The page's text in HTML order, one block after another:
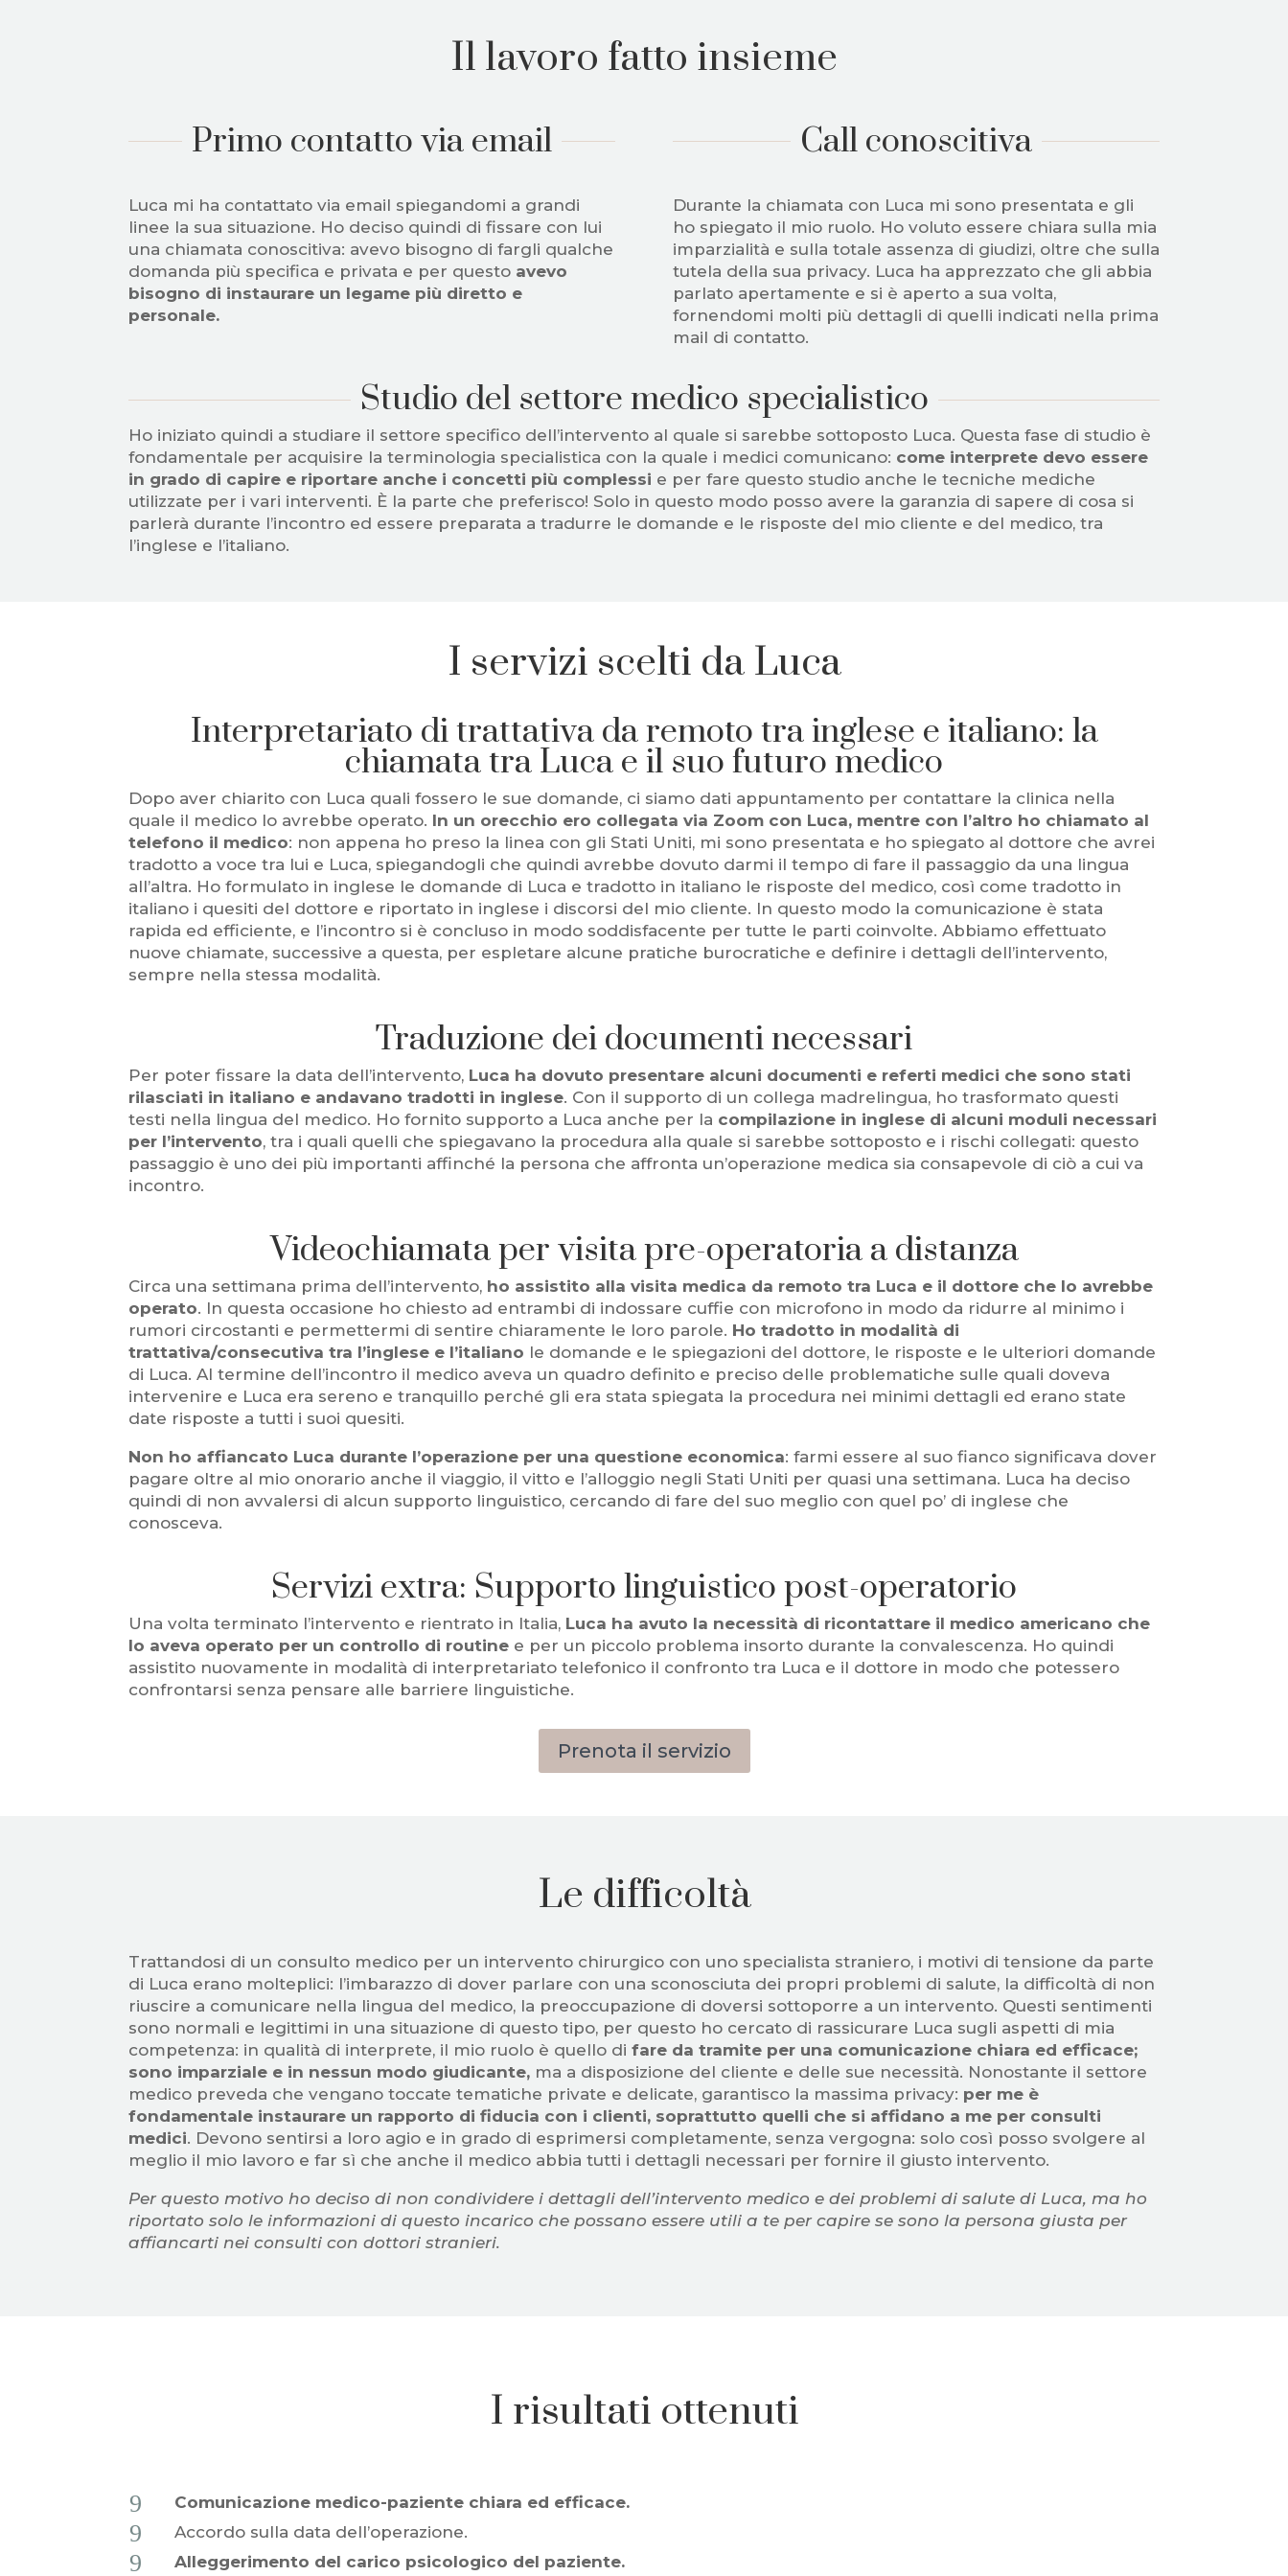
Il lavoro fatto insieme
Primo contatto via email
Luca mi ha contattato via email spiegandomi a grandi
linee la sua situazione. Ho deciso quindi di fissare con lui
una chiamata conoscitiva: avevo bisogno di fargli qualche
domanda più specifica e privata e per questo avevo
bisogno di instaurare un legame più diretto e
personale.
Call conoscitiva
Durante la chiamata con Luca mi sono presentata e gli
ho spiegato il mio ruolo. Ho voluto essere chiara sulla mia
imparzialità e sulla totale assenza di giudizi, oltre che sulla
tutela della sua privacy. Luca ha apprezzato che gli abbia
parlato apertamente e si è aperto a sua volta,
fornendomi molti più dettagli di quelli indicati nella prima
mail di contatto.
Studio del settore medico specialistico
Ho iniziato quindi a studiare il settore specifico dell’intervento al quale si sarebbe sottoposto Luca. Questa fase di studio è
fondamentale per acquisire la terminologia specialistica con la quale i medici comunicano: come interprete devo essere
in grado di capire e riportare anche i concetti più complessi e per fare questo studio anche le tecniche mediche
utilizzate per i vari interventi. È la parte che preferisco! Solo in questo modo posso avere la garanzia di sapere di cosa si
parlerà durante l’incontro ed essere preparata a tradurre le domande e le risposte del mio cliente e del medico, tra
l’inglese e l’italiano.
I servizi scelti da Luca
Interpretariato di trattativa da remoto tra inglese e italiano: la
chiamata tra Luca e il suo futuro medico
Dopo aver chiarito con Luca quali fossero le sue domande, ci siamo dati appuntamento per contattare la clinica nella
quale il medico lo avrebbe operato. In un orecchio ero collegata via Zoom con Luca, mentre con l’altro ho chiamato al
telefono il medico: non appena ho preso la linea con gli Stati Uniti, mi sono presentata e ho spiegato al dottore che avrei
tradotto a voce tra lui e Luca, spiegandogli che quindi avrebbe dovuto darmi il tempo di fare il passaggio da una lingua
all’altra. Ho formulato in inglese le domande di Luca e tradotto in italiano le risposte del medico, così come tradotto in
italiano i quesiti del dottore e riportato in inglese i discorsi del mio cliente. In questo modo la comunicazione è stata
rapida ed efficiente, e l’incontro si è concluso in modo soddisfacente per tutte le parti coinvolte. Abbiamo effettuato
nuove chiamate, successive a questa, per espletare alcune pratiche burocratiche e definire i dettagli dell’intervento,
sempre nella stessa modalità.
Traduzione dei documenti necessari
Per poter fissare la data dell’intervento, Luca ha dovuto presentare alcuni documenti e referti medici che sono stati
rilasciati in italiano e andavano tradotti in inglese. Con il supporto di un collega madrelingua, ho trasformato questi
testi nella lingua del medico. Ho fornito supporto a Luca anche per la compilazione in inglese di alcuni moduli necessari
per l’intervento, tra i quali quelli che spiegavano la procedura alla quale si sarebbe sottoposto e i rischi collegati: questo
passaggio è uno dei più importanti affinché la persona che affronta un’operazione medica sia consapevole di ciò a cui va
incontro.
Videochiamata per visita pre-operatoria a distanza
Circa una settimana prima dell’intervento, ho assistito alla visita medica da remoto tra Luca e il dottore che lo avrebbe
operato. In questa occasione ho chiesto ad entrambi di indossare cuffie con microfono in modo da ridurre al minimo i
rumori circostanti e permettermi di sentire chiaramente le loro parole. Ho tradotto in modalità di
trattativa/consecutiva tra l’inglese e l’italiano le domande e le spiegazioni del dottore, le risposte e le ulteriori domande
di Luca. Al termine dell’incontro il medico aveva un quadro definito e preciso delle problematiche sulle quali doveva
intervenire e Luca era sereno e tranquillo perché gli era stata spiegata la procedura nei minimi dettagli ed erano state
date risposte a tutti i suoi quesiti.
Non ho affiancato Luca durante l’operazione per una questione economica: farmi essere al suo fianco significava dover
pagare oltre al mio onorario anche il viaggio, il vitto e l’alloggio negli Stati Uniti per quasi una settimana. Luca ha deciso
quindi di non avvalersi di alcun supporto linguistico, cercando di fare del suo meglio con quel po’ di inglese che
conosceva.
Servizi extra: Supporto linguistico post-operatorio
Una volta terminato l’intervento e rientrato in Italia, Luca ha avuto la necessità di ricontattare il medico americano che
lo aveva operato per un controllo di routine e per un piccolo problema insorto durante la convalescenza. Ho quindi
assistito nuovamente in modalità di interpretariato telefonico il confronto tra Luca e il dottore in modo che potessero
confrontarsi senza pensare alle barriere linguistiche.
Prenota il servizio
Le difficoltà
Trattandosi di un consulto medico per un intervento chirurgico con uno specialista straniero, i motivi di tensione da parte
di Luca erano molteplici: l’imbarazzo di dover parlare con una sconosciuta dei propri problemi di salute, la difficoltà di non
riuscire a comunicare nella lingua del medico, la preoccupazione di doversi sottoporre a un intervento. Questi sentimenti
sono normali e legittimi in una situazione di questo tipo, per questo ho cercato di rassicurare Luca sugli aspetti di mia
competenza: in qualità di interprete, il mio ruolo è quello difare da tramite per una comunicazione chiara ed efficace;
sono imparziale e in nessun modo giudicante, ma a disposizione del cliente e delle sue necessità. Nonostante il settore
medico preveda che vengano toccate tematiche private e delicate, garantisco la massima privacy: per me è
fondamentale instaurare un rapporto di fiducia con i clienti, soprattutto quelli che si affidano a me per consulti
medici. Devono sentirsi a loro agio e in grado di esprimersi completamente, senza vergogna: solo così posso svolgere al
meglio il mio lavoro e far sì che anche il medico abbia tutti i dettagli necessari per fornire il giusto intervento.
Per questo motivo ho deciso di non condividere i dettagli dell’intervento medico e dei problemi di salute di Luca, ma ho
riportato solo le informazioni di questo incarico che possano essere utili a te per capire se sono la persona giusta per
affiancarti nei consulti con dottori stranieri.
I risultati ottenuti
9 Comunicazione medico-paziente chiara ed efficace.
9 Accordo sulla data dell’operazione.
9 Alleggerimento del carico psicologico del paziente.